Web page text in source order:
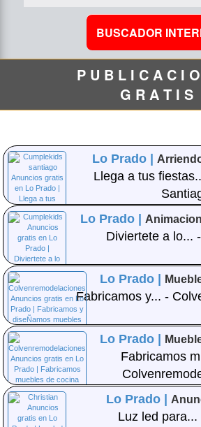
P U B L I C A C I
G R A T I S
Lo Prado |
Llega a tus
Lo Prado |
Diviertete a lo...
Lo Prado |
Fabricamos y... -
Lo Prado |
Fabricamos
Lo Prado |
Luz led